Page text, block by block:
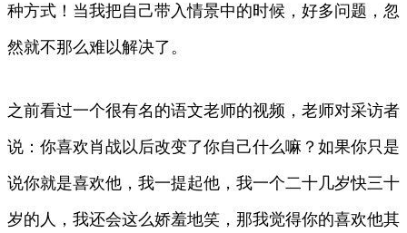
种方式！当我把自己带入情景中的时候，好多问题，忽
然就不那么难以解决了。
之前看过一个很有名的语文老师的视频，老师对采访者
说：你喜欢肖战以后改变了你自己什么嘛？如果你只是
说你就是喜欢他，我一提起他，我一个二十几岁快三十
岁的人，我还会这么娇羞地笑，那我觉得你的喜欢他其